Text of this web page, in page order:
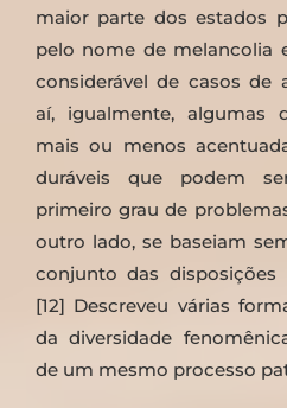
maior parte dos estados
pelo nome de melancolia
considerável de casos de
aí, igualmente, algumas
mais ou menos
duráveis que podem
primeiro grau de
outro lado, se baseiam
conjunto das disposições
[12] Descreveu várias
da diversidade
de um mesmo processo